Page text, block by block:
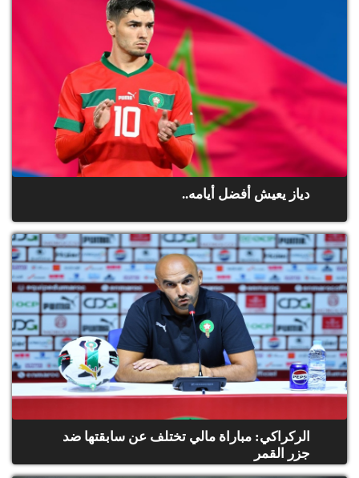
دياز يعيش أفضل أيامه..
الركراكي: مباراة مالي تختلف عن سابقتها ضد
جزر القمر